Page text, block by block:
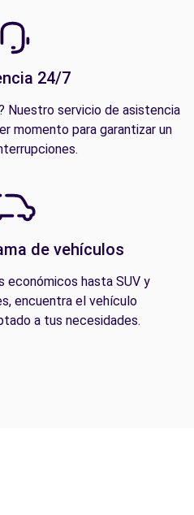
24/7
Nuestro servicio de asistencia
momento para garantizar un
de vehículos
económicos hasta SUV y
encuentra el vehículo
a tus necesidades.